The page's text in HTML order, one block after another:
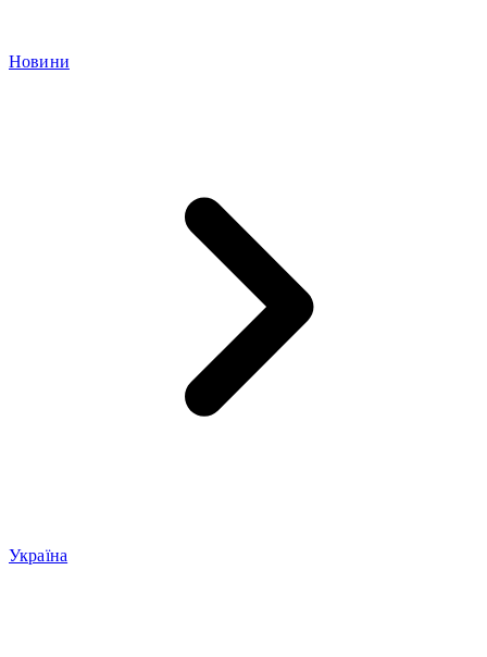
Новини
Україна